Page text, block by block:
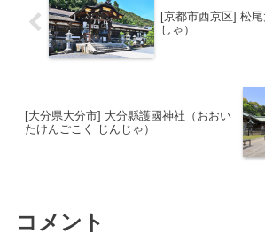
[京都市西京区] 松
しゃ）
[大分県大分市] 大分縣護國神社（おおい
たけんごこく じんじゃ）
コメント